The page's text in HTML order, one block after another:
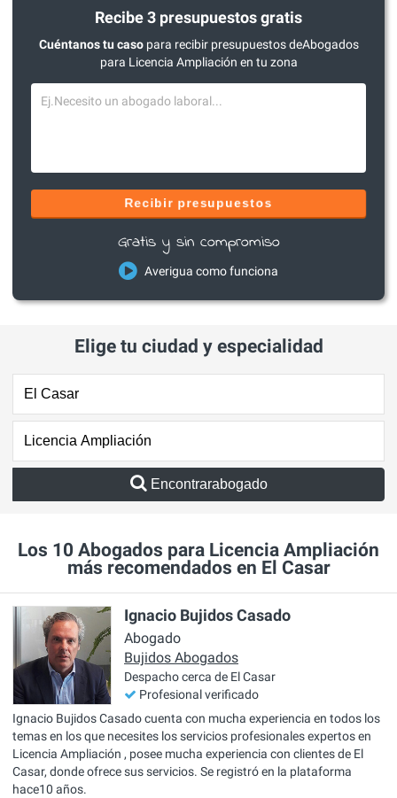
Recibe 3 presupuestos gratis
Cuéntanos tu casopara recibir presupuestos deAbogados
para Licencia Ampliación en tu zona
Recibir presupuestos
Gratis y sin compromiso
Averigua como funciona
Elige tu ciudad y especialidad
Encontrarabogado
Los 10 Abogados para Licencia Ampliación
más recomendados en El Casar
Ignacio Bujidos Casado
Abogado
Bujidos Abogados
Despacho cerca de El Casar
Profesional verificado
Ignacio Bujidos Casado cuenta con mucha experiencia en todos los
temas en los que necesites los servicios profesionales expertos en
Licencia Ampliación , posee mucha experiencia con clientes de El
Casar, donde ofrece sus servicios. Se registró en la plataforma
hace10 años.